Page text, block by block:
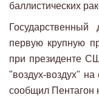
баллистических
первую крупную
при президенте
"воздух-воздух"
сообщил Пентагон